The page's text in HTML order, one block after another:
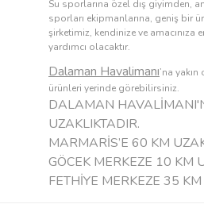
Su sporlarına özel dış giyimden,
sporları ekipmanlarına, geniş bir
şirketimiz, kendinize ve amacınıza
yardımcı olacaktır.
Dalaman Havalimanı’na
ürünleri yerinde görebilirsiniz.
DALAMAN
UZAKLIKTADIR.
MARMARİS’E 60 KM
GÖCEK MERKEZE 10 KM
FETHİYE MERKEZE 35